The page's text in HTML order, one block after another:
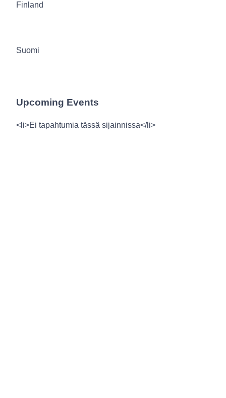
Finland
Suomi
Upcoming Events
<li>Ei tapahtumia tässä sijainnissa</li>